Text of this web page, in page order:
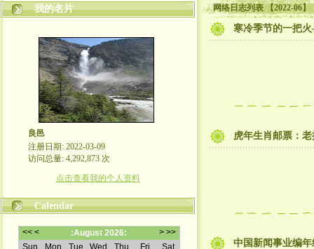
我的名片
良邑
注册日期: 2022-03-09
访问总量: 4,292,873 次
点击查看我的个人资料
Calendar
网络日志列表 【2022-06】
寒冷季节的一把
虎年生肖邮票：老
中国新闻事业编年